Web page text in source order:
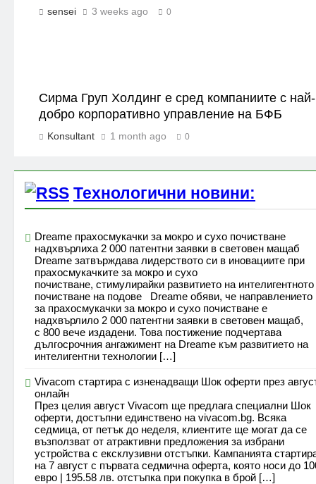
sensei 3 weeks ago 0
Сирма Груп Холдинг е сред компаниите с най-
добро корпоративно управление на БФБ
Konsultant 1 month ago 0
Технологични новини:
Dreame прахосмукачки за мокро и сухо почистване
надхвърлиха 2 000 патентни заявки в световен мащаб
Dreame затвърждава лидерството си в иновациите при
прахосмукачките за мокро и сухо
почистване, стимулирайки развитието на интелигентното
почистване на подове Dreame обяви, че направлението
за прахосмукачки за мокро и сухо почистване е
надхвърлило 2 000 патентни заявки в световен мащаб,
с 800 вече издадени. Това постижение подчертава
дългосрочния ангажимент на Dreame към развитието на
интелигентни технологии […]
Vivacom стартира с изненадващи Шок оферти през
онлайн
През целия август Vivacom ще предлага специални Шок
оферти, достъпни единствено на vivacom.bg. Всяка
седмица, от петък до неделя, клиентите ще могат да се
възползват от атрактивни предложения за избрани
устройства с ексклузивни отстъпки. Кампанията
на 7 август с първата седмична оферта, която носи до
евро | 195.58 лв. отстъпка при покупка в брой […]